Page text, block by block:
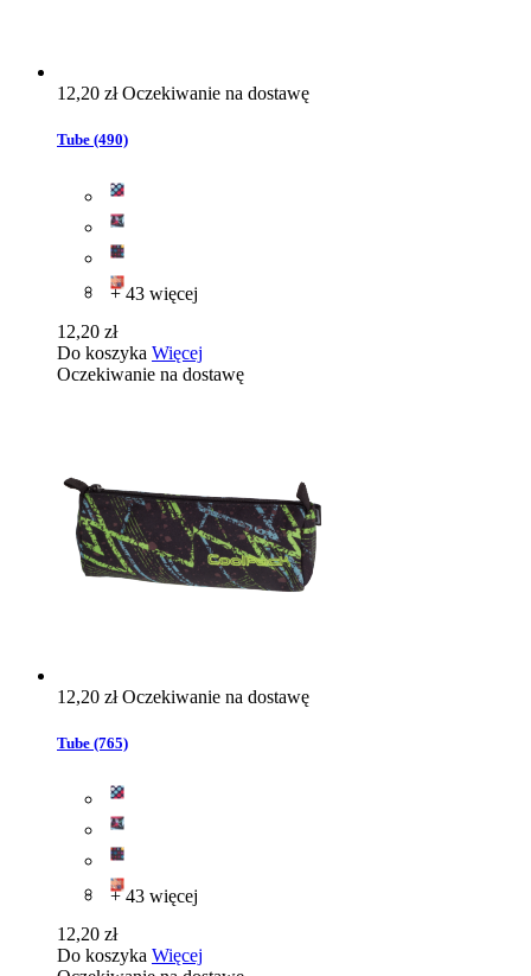
12,20 złOczekiwanie na dostawę
Tube (490)
+ 43 więcej
12,20 zł
Do koszyka Więcej
Oczekiwanie na dostawę
12,20 złOczekiwanie na dostawę
Tube (765)
+ 43 więcej
12,20 zł
Do koszyka Więcej